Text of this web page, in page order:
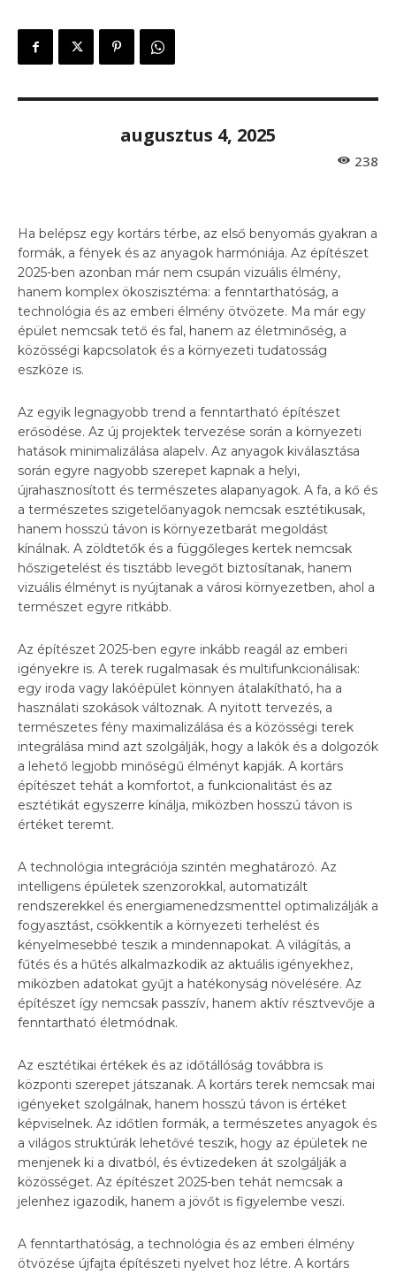
augusztus 4, 2025
238
Ha belépsz egy kortárs térbe, az első benyomás gyakran a
formák, a fények és az anyagok harmóniája. Az építészet
2025-ben azonban már nem csupán vizuális élmény,
hanem komplex ökoszisztéma: a fenntarthatóság, a
technológia és az emberi élmény ötvözete. Ma már egy
épület nemcsak tető és fal, hanem az életminőség, a
közösségi kapcsolatok és a környezeti tudatosság
eszköze is.
Az egyik legnagyobb trend a fenntartható építészet
erősödése. Az új projektek tervezése során a környezeti
hatások minimalizálása alapelv. Az anyagok kiválasztása
során egyre nagyobb szerepet kapnak a helyi,
újrahasznosított és természetes alapanyagok. A fa, a kő és
a természetes szigetelőanyagok nemcsak esztétikusak,
hanem hosszú távon is környezetbarát megoldást
kínálnak. A zöldtetők és a függőleges kertek nemcsak
hőszigetelést és tisztább levegőt biztosítanak, hanem
vizuális élményt is nyújtanak a városi környezetben, ahol a
természet egyre ritkább.
Az építészet 2025-ben egyre inkább reagál az emberi
igényekre is. A terek rugalmasak és multifunkcionálisak:
egy iroda vagy lakóépület könnyen átalakítható, ha a
használati szokások változnak. A nyitott tervezés, a
természetes fény maximalizálása és a közösségi terek
integrálása mind azt szolgálják, hogy a lakók és a dolgozók
a lehető legjobb minőségű élményt kapják. A kortárs
építészet tehát a komfortot, a funkcionalitást és az
esztétikát egyszerre kínálja, miközben hosszú távon is
értéket teremt.
A technológia integrációja szintén meghatározó. Az
intelligens épületek szenzorokkal, automatizált
rendszerekkel és energiamenedzsmenttel optimalizálják a
fogyasztást, csökkentik a környezeti terhelést és
kényelmesebbé teszik a mindennapokat. A világítás, a
fűtés és a hűtés alkalmazkodik az aktuális igényekhez,
miközben adatokat gyűjt a hatékonyság növelésére. Az
építészet így nemcsak passzív, hanem aktív résztvevője a
fenntartható életmódnak.
Az esztétikai értékek és az időtállóság továbbra is
központi szerepet játszanak. A kortárs terek nemcsak mai
igényeket szolgálnak, hanem hosszú távon is értéket
képviselnek. Az időtlen formák, a természetes anyagok és
a világos struktúrák lehetővé teszik, hogy az épületek ne
menjenek ki a divatból, és évtizedeken át szolgálják a
közösséget. Az építészet 2025-ben tehát nemcsak a
jelenhez igazodik, hanem a jövőt is figyelembe veszi.
A fenntarthatóság, a technológia és az emberi élmény
ötvözése újfajta építészeti nyelvet hoz létre. A kortárs